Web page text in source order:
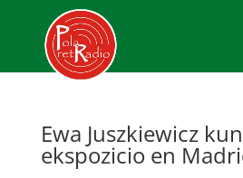
Ewa Juszkiewicz
ekspozicio en